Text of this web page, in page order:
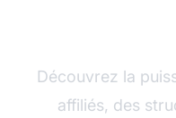
Découvrez la
affiliés, des